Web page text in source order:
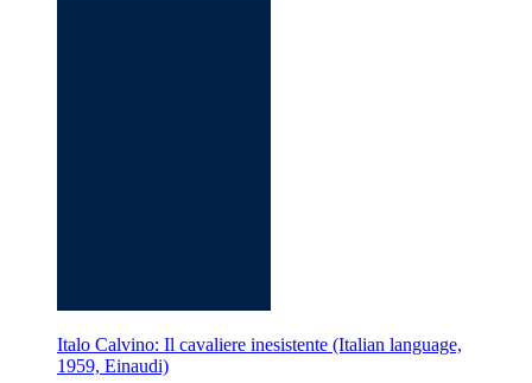
Italo Calvino: Il cavaliere inesistente (Italian language,
1959, Einaudi)